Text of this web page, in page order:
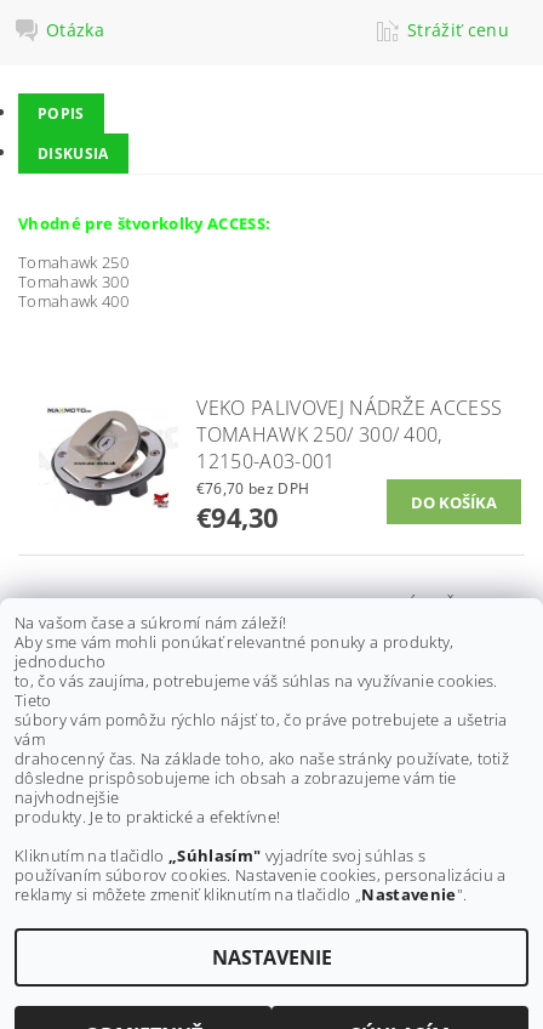
Otázka
Strážiť cenu
POPIS
DISKUSIA
Vhodné pre štvorkolky ACCESS:
Tomahawk 250
Tomahawk 300
Tomahawk 400
VEKO PALIVOVEJ NÁDRŽE ACCESS
TOMAHAWK 250/ 300/ 400,
12150-A03-001
€76,70 bez DPH
€94,30
TESNENIE POD VEKO NÁDRŽE
ACCESS TOMAHAWK 250, 300,
400, MAX 4, 5, 93502-A03-001
€4,10 bez DPH
€5
Buďte prvý, kto napíše príspevok k tejto položke.
2026 ©MAXMOTO.SK, všetky práva vyhradenéUpraviť nastavenie cookies
Na vašom čase a súkromí nám záleží!
Aby sme vám mohli ponúkať relevantné ponuky a produkty,
jednoducho
to, čo vás zaujíma, potrebujeme váš súhlas na využívanie cookies.
Tieto
súbory vám pomôžu rýchlo nájsť to, čo práve potrebujete a ušetria
vám
drahocenný čas. Na základe toho, ako naše stránky používate, totiž
dôsledne prispôsobujeme ich obsah a zobrazujeme vám tie
najvhodnejšie
produkty. Je to praktické a efektívne!
Kliknutím na tlačidlo „Súhlasím" vyjadríte svoj súhlas s
používaním súborov cookies. Nastavenie cookies, personalizáciu a
reklamy si môžete zmeniť kliknutím na tlačidlo „Nastavenie".
NASTAVENIE